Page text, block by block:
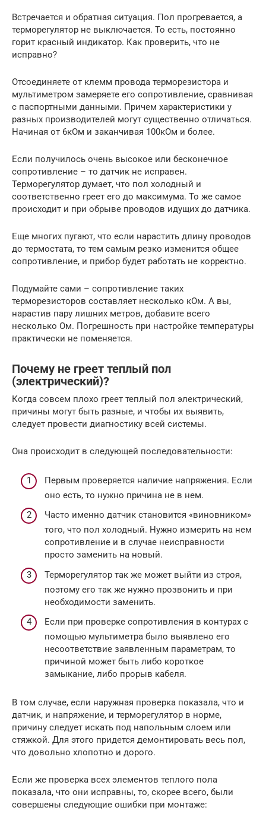
Встречается и обратная ситуация. Пол прогревается, а
терморегулятор не выключается. То есть, постоянно
горит красный индикатор. Как проверить, что не
исправно?
Отсоединяете от клемм провода терморезистора и
мультиметром замеряете его сопротивление, сравнивая
с паспортными данными. Причем характеристики у
разных производителей могут существенно отличаться.
Начиная от 6кОм и заканчивая 100кОм и более.
Если получилось очень высокое или бесконечное
сопротивление – то датчик не исправен.
Терморегулятор думает, что пол холодный и
соответственно греет его до максимума. То же самое
происходит и при обрыве проводов идущих до датчика.
Еще многих пугают, что если нарастить длину проводов
до термостата, то тем самым резко изменится общее
сопротивление, и прибор будет работать не корректно.
Подумайте сами – сопротивление таких
терморезисторов составляет несколько кОм. А вы,
нарастив пару лишних метров, добавите всего
несколько Ом. Погрешность при настройке температуры
практически не поменяется.
Почему не греет теплый пол
(электрический)?
Когда совсем плохо греет теплый пол электрический,
причины могут быть разные, и чтобы их выявить,
следует провести диагностику всей системы.
Она происходит в следующей последовательности:
Первым проверяется наличие напряжения. Если
оно есть, то нужно причина не в нем.
Часто именно датчик становится «виновником»
того, что пол холодный. Нужно измерить на нем
сопротивление и в случае неисправности
просто заменить на новый.
Терморегулятор так же может выйти из строя,
поэтому его так же нужно прозвонить и при
необходимости заменить.
Если при проверке сопротивления в контурах с
помощью мультиметра было выявлено его
несоответствие заявленным параметрам, то
причиной может быть либо короткое
замыкание, либо прорыв кабеля.
В том случае, если наружная проверка показала, что и
датчик, и напряжение, и терморегулятор в норме,
причину следует искать под напольным слоем или
стяжкой. Для этого придется демонтировать весь пол,
что довольно хлопотно и дорого.
Если же проверка всех элементов теплого пола
показала, что они исправны, то, скорее всего, были
совершены следующие ошибки при монтаже: